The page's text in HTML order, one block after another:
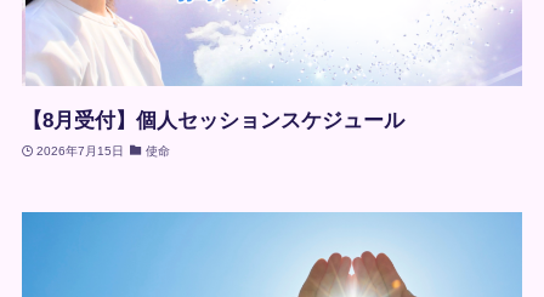
【8月受付】個人セッションスケジュール
2026年7月15日 使命